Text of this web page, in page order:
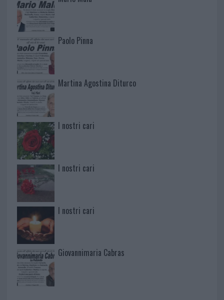
Paolo Pinna
Martina Agostina Diturco
I nostri cari
I nostri cari
I nostri cari
Giovannimaria Cabras